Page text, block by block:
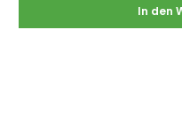
In den